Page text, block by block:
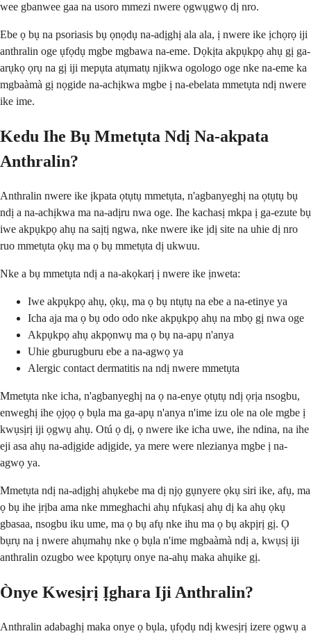
wee gbanwee gaa na usoro mmezi nwere ọgwụgwọ dị nro.
Ebe ọ bụ na psoriasis bụ ọnọdụ na-adịghị ala ala, ị nwere ike ịchọrọ iji
anthralin oge ụfọdụ mgbe mgbawa na-eme. Dọkịta akpụkpọ ahụ gị ga-
arụkọ ọrụ na gị iji mepụta atụmatụ njikwa ogologo oge nke na-eme ka
mgbaàmà gị nọgide na-achịkwa mgbe ị na-ebelata mmetụta ndị nwere
ike ime.
Kedu Ihe Bụ Mmetụta Ndị Na-akpata
Anthralin?
Anthralin nwere ike ịkpata ọtụtụ mmetụta, n'agbanyeghị na ọtụtụ bụ
ndị a na-achịkwa ma na-adịru nwa oge. Ihe kachasị mkpa ị ga-ezute bụ
iwe akpụkpọ ahụ na saịtị ngwa, nke nwere ike ịdị site na uhie dị nro
ruo mmetụta ọkụ ma ọ bụ mmetụta dị ukwuu.
Nke a bụ mmetụta ndị a na-akọkarị ị nwere ike ịnweta:
Iwe akpụkpọ ahụ, ọkụ, ma ọ bụ ntụtụ na ebe a na-etinye ya
Icha aja ma ọ bụ odo odo nke akpụkpọ ahụ na mbọ gị nwa oge
Akpụkpọ ahụ akpọnwụ ma ọ bụ na-apụ n'anya
Uhie gburugburu ebe a na-agwọ ya
Alergic contact dermatitis na ndị nwere mmetụta
Mmetụta nke icha, n'agbanyeghị na ọ na-enye ọtụtụ ndị ọrịa nsogbu,
enweghị ihe ọjọọ ọ bụla ma ga-apụ n'anya n'ime izu ole na ole mgbe ị
kwụsịrị iji ọgwụ ahụ. Otú ọ dị, ọ nwere ike icha uwe, ihe ndina, na ihe
eji asa ahụ na-adịgide adịgide, ya mere were nlezianya mgbe ị na-
agwọ ya.
Mmetụta ndị na-adịghị ahụkebe ma dị njọ gụnyere ọkụ siri ike, afụ, ma
ọ bụ ihe ịrịba ama nke mmeghachi ahụ nfụkasị ahụ dị ka ahụ ọkụ
gbasaa, nsogbu iku ume, ma ọ bụ afụ nke ihu ma ọ bụ akpịrị gị. Ọ
bụrụ na ị nwere ahụmahụ nke ọ bụla n'ime mgbaàmà ndị a, kwụsị iji
anthralin ozugbo wee kpọtụrụ onye na-ahụ maka ahụike gị.
Ònye Kwesịrị Ịghara Iji Anthralin?
Anthralin adabaghị maka onye ọ bụla, ụfọdụ ndị kwesịrị izere ọgwụ a